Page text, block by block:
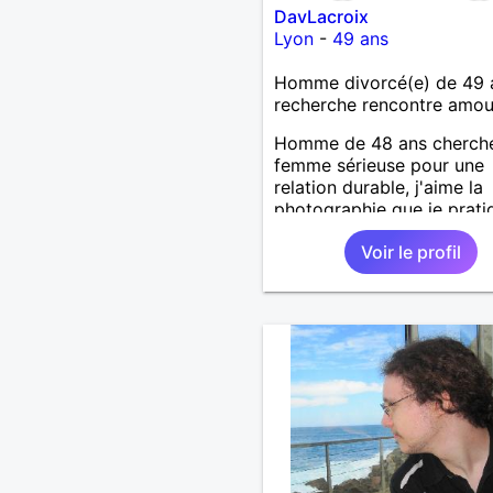
DavLacroix
Lyon- 49 ans
Homme divorcé(e) de 49
recherche rencontre
Homme de 48 ans
femme sérieuse pour une
relation durable, j'aime la
photographie que je
mais l'art en général, j'aime
bricoler, marcher, resto,
mais aussi passer des
calme devant un bon film
reste est à découvrir.
Voir le profil